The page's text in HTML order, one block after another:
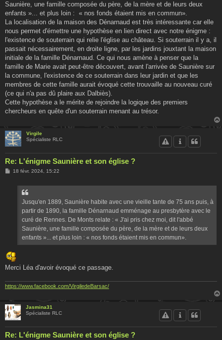
Saunière, une famille composée du père, de la mère et de leurs deux
enfants »... et plus loin : « nos fonds étaient mis en commun».
La localisation de la maison des Dénarnaud est très intéressante car elle
nous permet d'émettre une hypothèse en lien direct avec notre énigme :
l'existence de souterrain qui relie l'église au château. Si souterrain il y a, il
passait nécessairement, en droite ligne, par les jardins jouxtant la maison
initiale de la famille Dénarnaud. Ce qui nous amène à penser que la
famille de Marie avait peut-être découvert, avant l'arrivée de Saunière sur
la commune, l'existence de ce souterrain dans leur jardin et que les
membres de cette famille aurait évoqué cette trouvaille au nouveau curé
(ce qui n'a pas dû plaire aux Dalbiès).
Cette hypothèse a le mérite de rejoindre la logique des premiers
chercheurs en quête d'un souterrain menant au trésor.
Virgile
Spécialiste RLC
Re: L'énigme Saunière et son église ?
M18 févr. 2024, 15:22
Jusqu'en 1889, Saunière habite avec une vieille tante de 75 ans puis, à
partir de 1890, la famille Dénarnaud emménage au presbytère avec le
curé de Rennes. De Monts relate : « J'ai pris chez moi, dit l'abbé
Saunière, une famille composée du père, de la mère et de leurs deux
enfants »... et plus loin : « nos fonds étaient mis en commun».
Merci Léa d'avoir évoqué ce passage.
https://www.facebook.com/VirgiledeBarsac/
Jasmina31
Spécialiste RLC
Re: L'énigme Saunière et son église ?